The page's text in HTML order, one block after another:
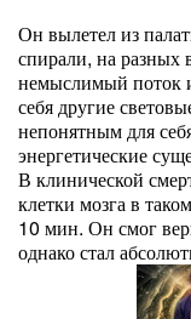
Он вылетел из
спирали, на разных
немыслимый поток
себя другие
непонятным для
энергетические
В клинической
клетки мозга в
10 мин. Он смог
однако стал